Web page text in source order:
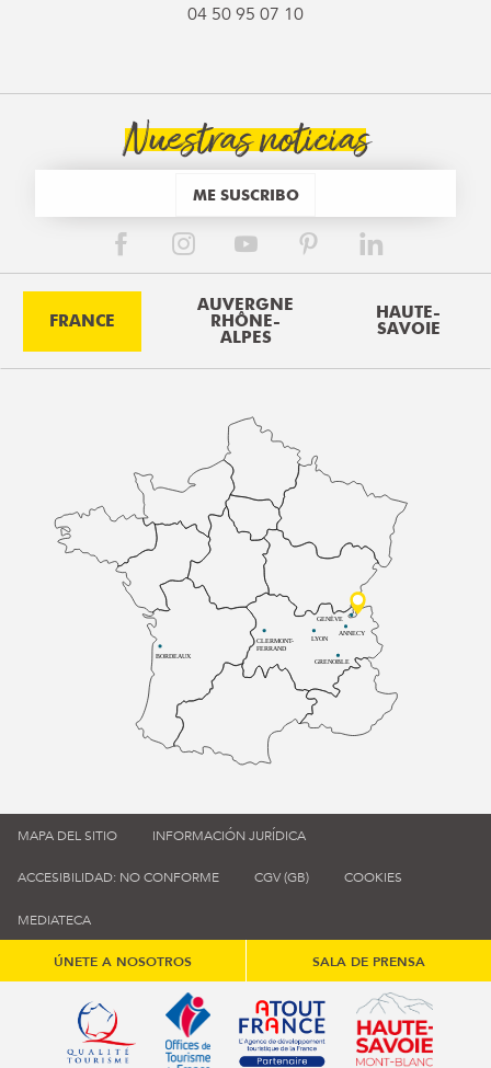
04 50 95 07 10
Nuestras noticias
ME SUSCRIBO
FRANCE
AUVERGNE
RHÔNE-
ALPES
HAUTE-
SAVOIE
BORDEAUX
CLERMONT-
FERRAND
LYON
ANNECY
GRENOBLE
GENÈVE
MAPA DEL SITIO INFORMACIÓN JURÍDICA
ACCESIBILIDAD: NO CONFORME CGV (GB) COOKIES
MEDIATECA
ÚNETE A NOSOTROS SALA DE PRENSA
Qualité tourisme (s'ouvre dans une nouvelle fenêtre)
Office de tourisme de France (s'ouvre
Atout France (s'ouvre dans